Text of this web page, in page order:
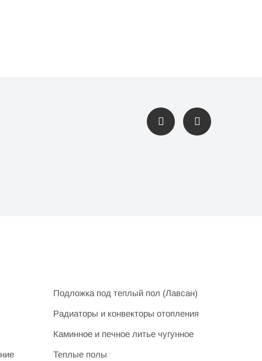
Подложка под теплый пол (Лавсан)
Радиаторы и конвекторы отопления
Каминное и печное литье чугунное
Теплые полы